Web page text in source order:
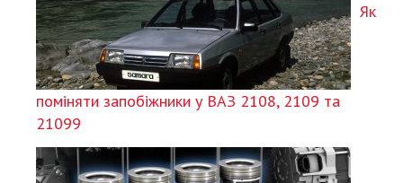
Як
поміняти запобіжники у ВАЗ 2108, 2109 та
21099